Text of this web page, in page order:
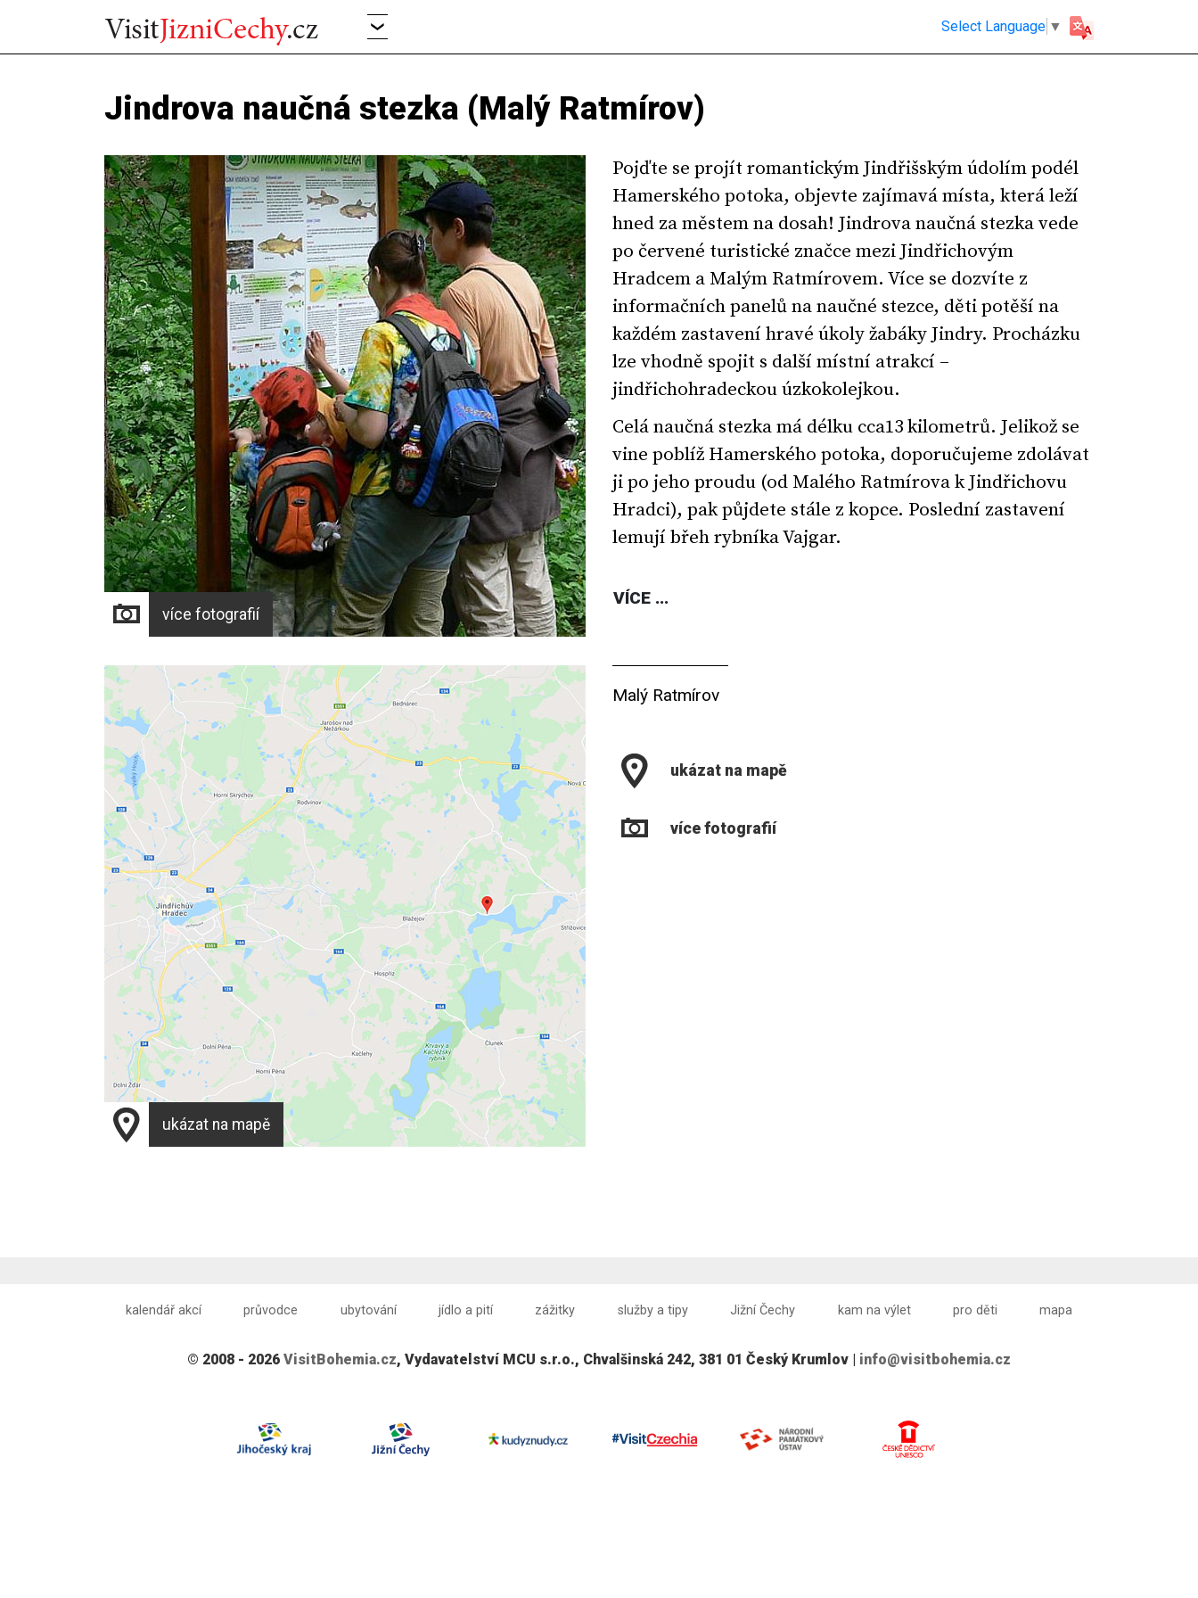
Select Language ▼
Jindrova naučná stezka (Malý Ratmírov)
více fotografií
Pojďte se projít romantickým Jindřišským údolím podél
Hamerského potoka, objevte zajímavá místa, která leží
hned za městem na dosah! Jindrova naučná stezka vede
po červené turistické značce mezi Jindřichovým
Hradcem a Malým Ratmírovem. Více se dozvíte z
informačních panelů na naučné stezce, děti potěší na
každém zastavení hravé úkoly žabáky Jindry. Procházku
lze vhodně spojit s další místní atrakcí –
jindřichohradeckou úzkokolejkou.
Celá naučná stezka má délku cca13 kilometrů. Jelikož se
vine poblíž Hamerského potoka, doporučujeme zdolávat
ji po jeho proudu (od Malého Ratmírova k Jindřichovu
Hradci), pak půjdete stále z kopce. Poslední zastavení
lemují břeh rybníka Vajgar.
VÍCE ...
ukázat na mapě
Malý Ratmírov
ukázat na mapě
více fotografií
kalendář akcí průvodce ubytování jídlo a pití zážitky služby a tipy Jižní Čechy kam na výlet pro děti mapa
© 2008 - 2026 VisitBohemia.cz, Vydavatelství MCU s.r.o., Chvalšinská 242, 381 01 Český Krumlov | info@visitbohemia.cz